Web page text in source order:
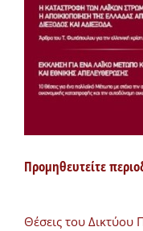
Προμηθευτείτε
Θέσεις του Δικτύου